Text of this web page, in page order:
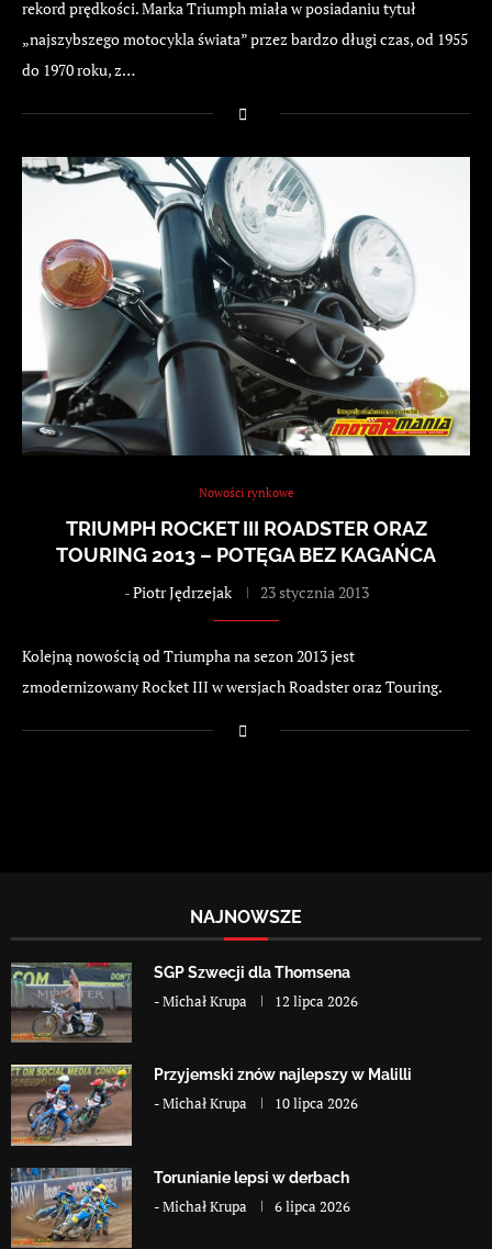
rekord prędkości. Marka Triumph miała w posiadaniu tytuł
„najszybszego motocykla świata” przez bardzo długi czas, od 1955
do 1970 roku, z…
Nowości rynkowe
TRIUMPH ROCKET III ROADSTER ORAZ
TOURING 2013 – POTĘGA BEZ KAGAŃCA
-Piotr Jędrzejak 23 stycznia 2013
Kolejną nowością od Triumpha na sezon 2013 jest
zmodernizowany Rocket III w wersjach Roadster oraz Touring.
NAJNOWSZE
SGP Szwecji dla Thomsena
-Michał Krupa 12 lipca 2026
Przyjemski znów najlepszy w Malilli
-Michał Krupa 10 lipca 2026
Torunianie lepsi w derbach
-Michał Krupa 6 lipca 2026